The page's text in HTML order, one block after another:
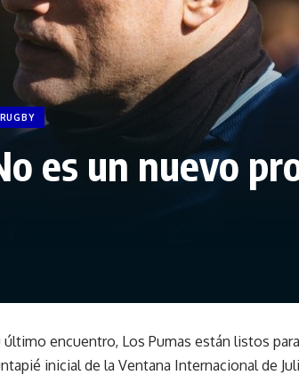
es un nuevo
encuentro, Los Pumas están listos
inicial de la Ventana Internacional de